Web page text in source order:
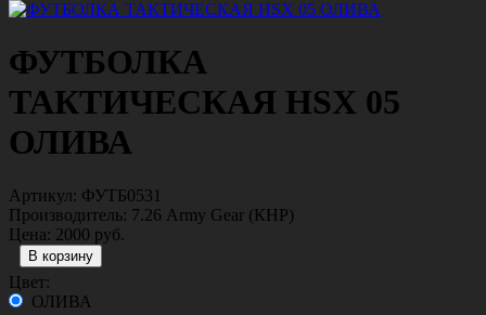
ФУТБОЛКА
ТАКТИЧЕСКАЯ HSX 05
ОЛИВА
Артикул: ФУТБ0531
Производитель: 7.26 Army Gear (КНР)
Цена: 2000 руб.
Цвет:
ОЛИВА